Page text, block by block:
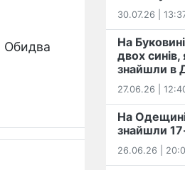
Обидва
30.07.26 |
На
двох синів,
знайшли в
27.06.26 |
На Одещині
знайшли
26.06.26 |